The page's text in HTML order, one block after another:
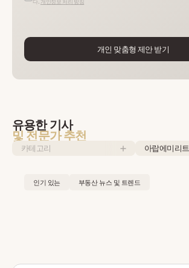
다. 개인정보 처리 방침
개인 맞춤형 제안 받기
유용한 기사
및 전문가 추천
카테고리 아랍에미리트
인기 있는 부동산 뉴스 및 트렌드